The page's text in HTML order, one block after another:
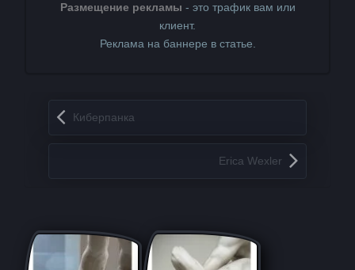
Размещение рекламы - это трафик вам или
клиент.
Реклама на баннере в статье.
Запись навигация
Киберпанка
Erica Wexler